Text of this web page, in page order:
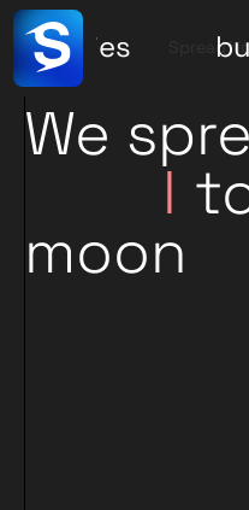
stories
We
I d
moon